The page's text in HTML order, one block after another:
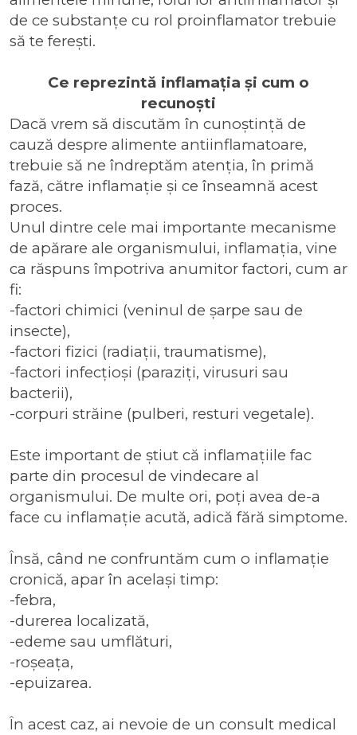
de ce substanțe cu rol proinflamator trebuie
să te ferești.
Ce reprezintă inflamația și cum o
recunoști
Dacă vrem să discutăm în cunoștință de
cauză despre alimente antiinflamatoare,
trebuie să ne îndreptăm atenția, în primă
fază, către inflamație și ce înseamnă acest
proces.
Unul dintre cele mai importante mecanisme
de apărare ale organismului, inflamația, vine
ca răspuns împotriva anumitor factori, cum ar
fi:
-factori chimici (veninul de șarpe sau de
insecte),
-factori fizici (radiații, traumatisme),
-factori infecțioși (paraziți, virusuri sau
bacterii),
-corpuri străine (pulberi, resturi vegetale).
Este important de știut că inflamațiile fac
parte din procesul de vindecare al
organismului. De multe ori, poți avea de-a
face cu inflamație acută, adică fără simptome.
Însă, când ne confruntăm cum o inflamație
cronică, apar în același timp:
-febra,
-durerea localizată,
-edeme sau umflături,
-roșeața,
-epuizarea.
În acest caz, ai nevoie de un consult medical